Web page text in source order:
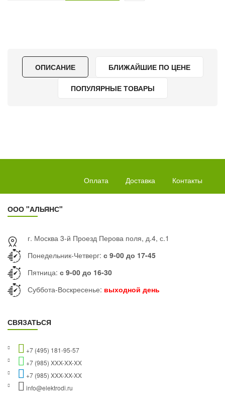
ОПИСАНИЕ БЛИЖАЙШИЕ ПО ЦЕНЕ
ПОПУЛЯРНЫЕ ТОВАРЫ
Оплата Доставка Контакты
ООО "АЛЬЯНС"
г. Москва 3-й Проезд Перова поля, д.4, с.1
Понедельник-Четверг: с 9-00 до 17-45
Пятница: с 9-00 до 16-30
Суббота-Воскресенье: выходной день
СВЯЗАТЬСЯ
+7 (495) 181-95-57
+7 (985) XXX-XX-XX
+7 (985) XXX-XX-XX
info@elektrodi.ru